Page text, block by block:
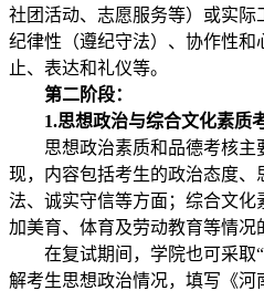
社团活动、志愿服务等）或实际
纪律性（遵纪守法）、协作性
止、表达和礼仪等。
第二阶段：
1.思想政治与综合文化素质
思想政治素质和品德考核主
现，内容包括考生的政治态度
法、诚实守信等方面；综合文
加美育、体育及劳动教育等情况
在复试期间，学院也可采取“
解考生思想政治情况，填写《河